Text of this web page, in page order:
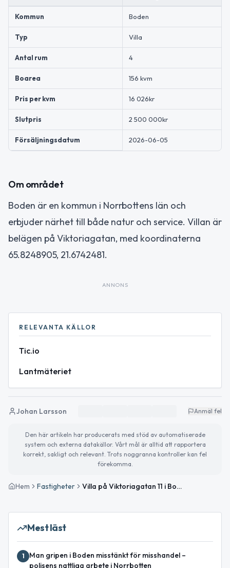
Kommun Boden
Typ Villa
Antal rum 4
Boarea 156 kvm
Pris per kvm 16 026kr
Slutpris 2 500 000kr
Försäljningsdatum 2026-06-05
Om området
Boden är en kommun i Norrbottens län och
erbjuder närhet till både natur och service. Villan är
belägen på Viktoriagatan, med koordinaterna
65.8248905, 21.6742481.
ANNONS
RELEVANTA KÄLLOR
Tic.io
Lantmäteriet
Johan Larsson Anmäl fel
Den här artikeln har producerats med stöd av automatiserade
system och externa datakällor. Vårt mål är alltid att rapportera
korrekt, sakligt och relevant. Trots noggranna kontroller kan fel
förekomma.
Hem Fastigheter Villa på Viktoriagatan 11 i Boden såld för 2 500 000kr
Mest läst
1
Man gripen i Boden misstänkt för misshandel –
polisens nattliga arbete i Norrbotten